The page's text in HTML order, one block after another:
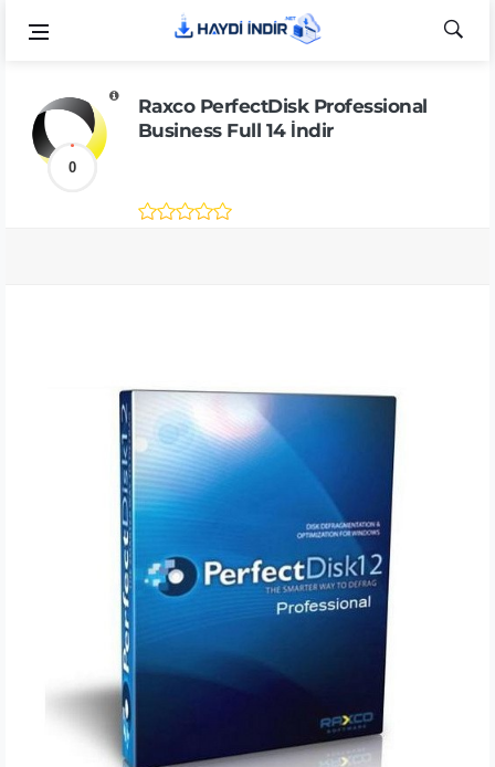
0
Raxco PerfectDisk Professional
Business Full 14 İndir